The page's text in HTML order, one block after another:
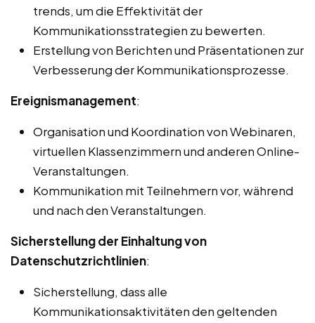
trends, um die Effektivität der
Kommunikationsstrategien zu bewerten.
Erstellung von Berichten und Präsentationen zur
Verbesserung der Kommunikationsprozesse.
Ereignismanagement:
Organisation und Koordination von Webinaren,
virtuellen Klassenzimmern und anderen Online-
Veranstaltungen.
Kommunikation mit Teilnehmern vor, während
und nach den Veranstaltungen.
Sicherstellung der Einhaltung von
Datenschutzrichtlinien:
Sicherstellung, dass alle
Kommunikationsaktivitäten den geltenden